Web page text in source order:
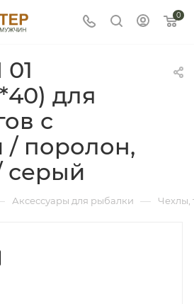
0
для
с
/ поролон,
серый
Аксессуары для рыбалки — Чехлы,